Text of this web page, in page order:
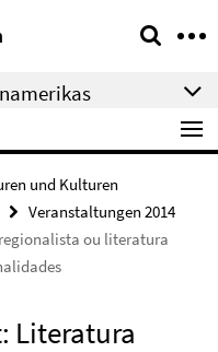
und Kulturen
Veranstaltungen 2014
ou literatura
Literatura